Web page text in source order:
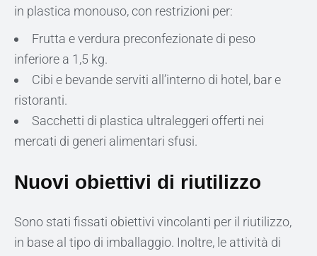
in plastica monouso, con restrizioni per:
Frutta e verdura preconfezionate di peso
inferiore a 1,5 kg.
Cibi e bevande serviti all’interno di hotel, bar e
ristoranti.
Sacchetti di plastica ultraleggeri offerti nei
mercati di generi alimentari sfusi.
Nuovi obiettivi di riutilizzo
Sono stati fissati obiettivi vincolanti per il riutilizzo,
in base al tipo di imballaggio. Inoltre, le attività di